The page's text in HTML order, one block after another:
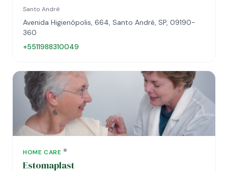
Santo André
Avenida Higienópolis, 664, Santo André, SP, 09190-
360
+5511988310049
HOME CARE
Estomaplast